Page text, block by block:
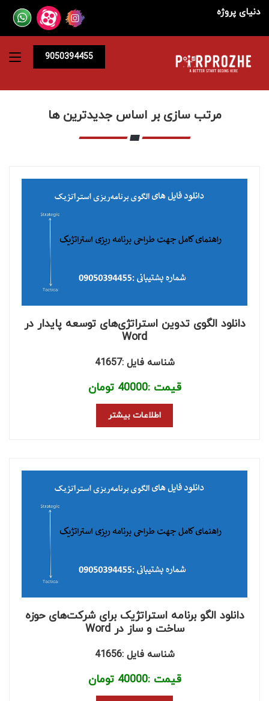
دنیای پروژه
9050394455
مرتب سازی بر اساس جدیدترین ها
دانلود الگوی تدوین استراتژی‌های توسعه پایدار در
Word
شناسه فایل :41657
قیمت :40000 تومان
اطلاعات بیشتر
دانلود الگو برنامه استراتژیک برای شرکت‌های حوزه
ساخت و ساز در Word
شناسه فایل :41656
قیمت :40000 تومان